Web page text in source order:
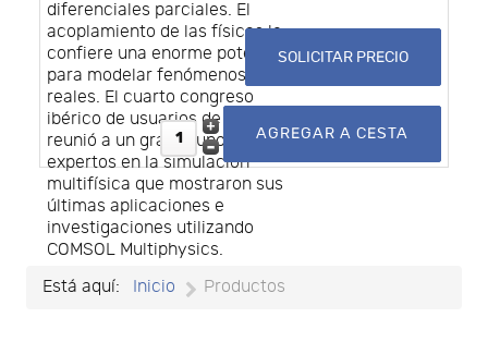
diferenciales parciales. El
acoplamiento de las físicas le
confiere una enorme potencia
para modelar fenómenos
reales. El cuarto congreso
ibérico de usuarios de COMSOL
reunió a un gran grupo de
expertos en la simulación
multifísica que mostraron sus
últimas aplicaciones e
investigaciones utilizando
COMSOL Multiphysics.
SOLICITAR PRECIO
Está aquí: Inicio Productos